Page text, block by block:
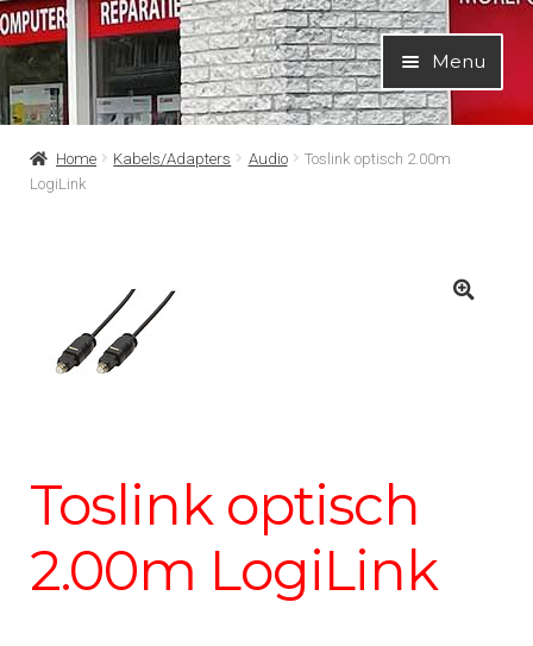
Ga
door
naar
navigatie
Ga
naar
de
inhoud
Menu
Home Kabels/Adapters Audio
Toslink optisch 2.00m
LogiLink
Toslink optisch
2.00m LogiLink